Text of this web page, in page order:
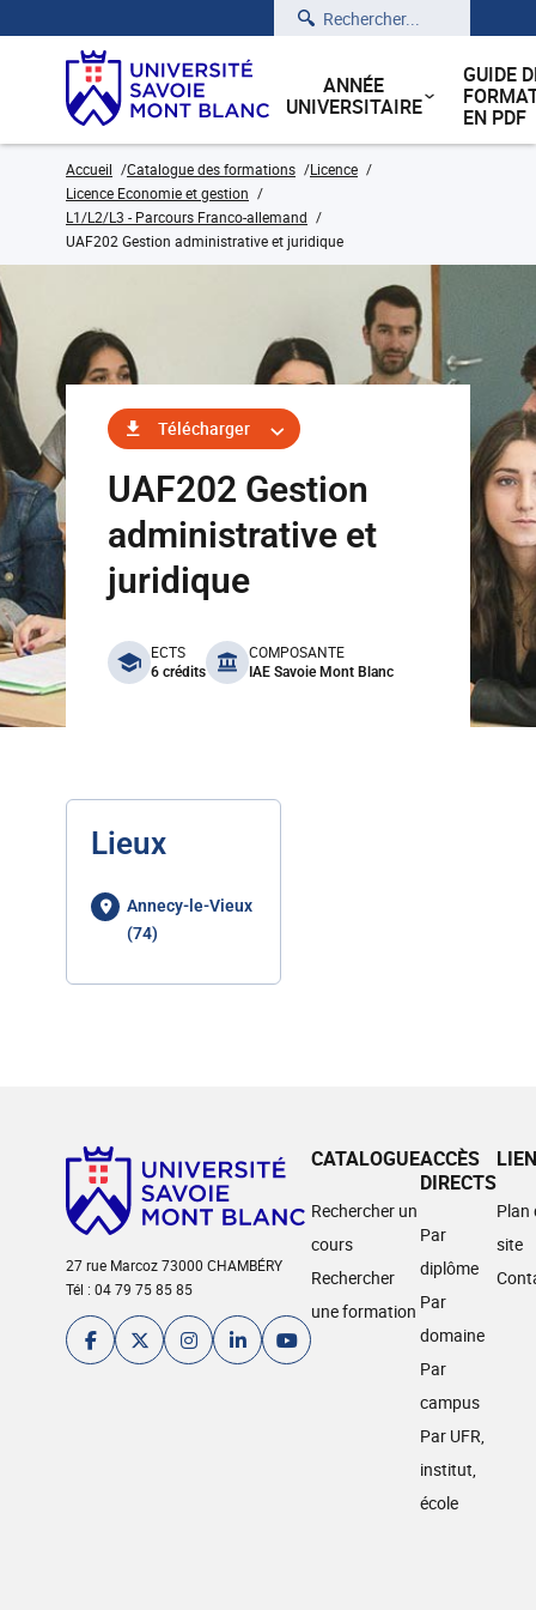
Rechercher
ANNÉE
UNIVERSITAIRE
GUIDE
EN PDF
Accueil Catalogue des formations
Licence
Licence Economie et gestion
L1/L2/L3 - Parcours Franco-allemand
UAF202 Gestion administrative et juridique
Télécharger
UAF202 Gestion
administrative et
juridique
benefits
ECTS
6 crédits
COMPOSANTE
IAE Savoie Mont Blanc
Lieux
Annecy-le-Vieux
(74)
27 rue Marcoz 73000 CHAMBÉRY
Tél : 04 79 75 85 85
CATALOGUE
Rechercher un
cours
Rechercher
une formation
ACCÈS
DIRECTS
Par
diplôme
Par
domaine
Par
campus
Par UFR,
institut,
école
Plan
site